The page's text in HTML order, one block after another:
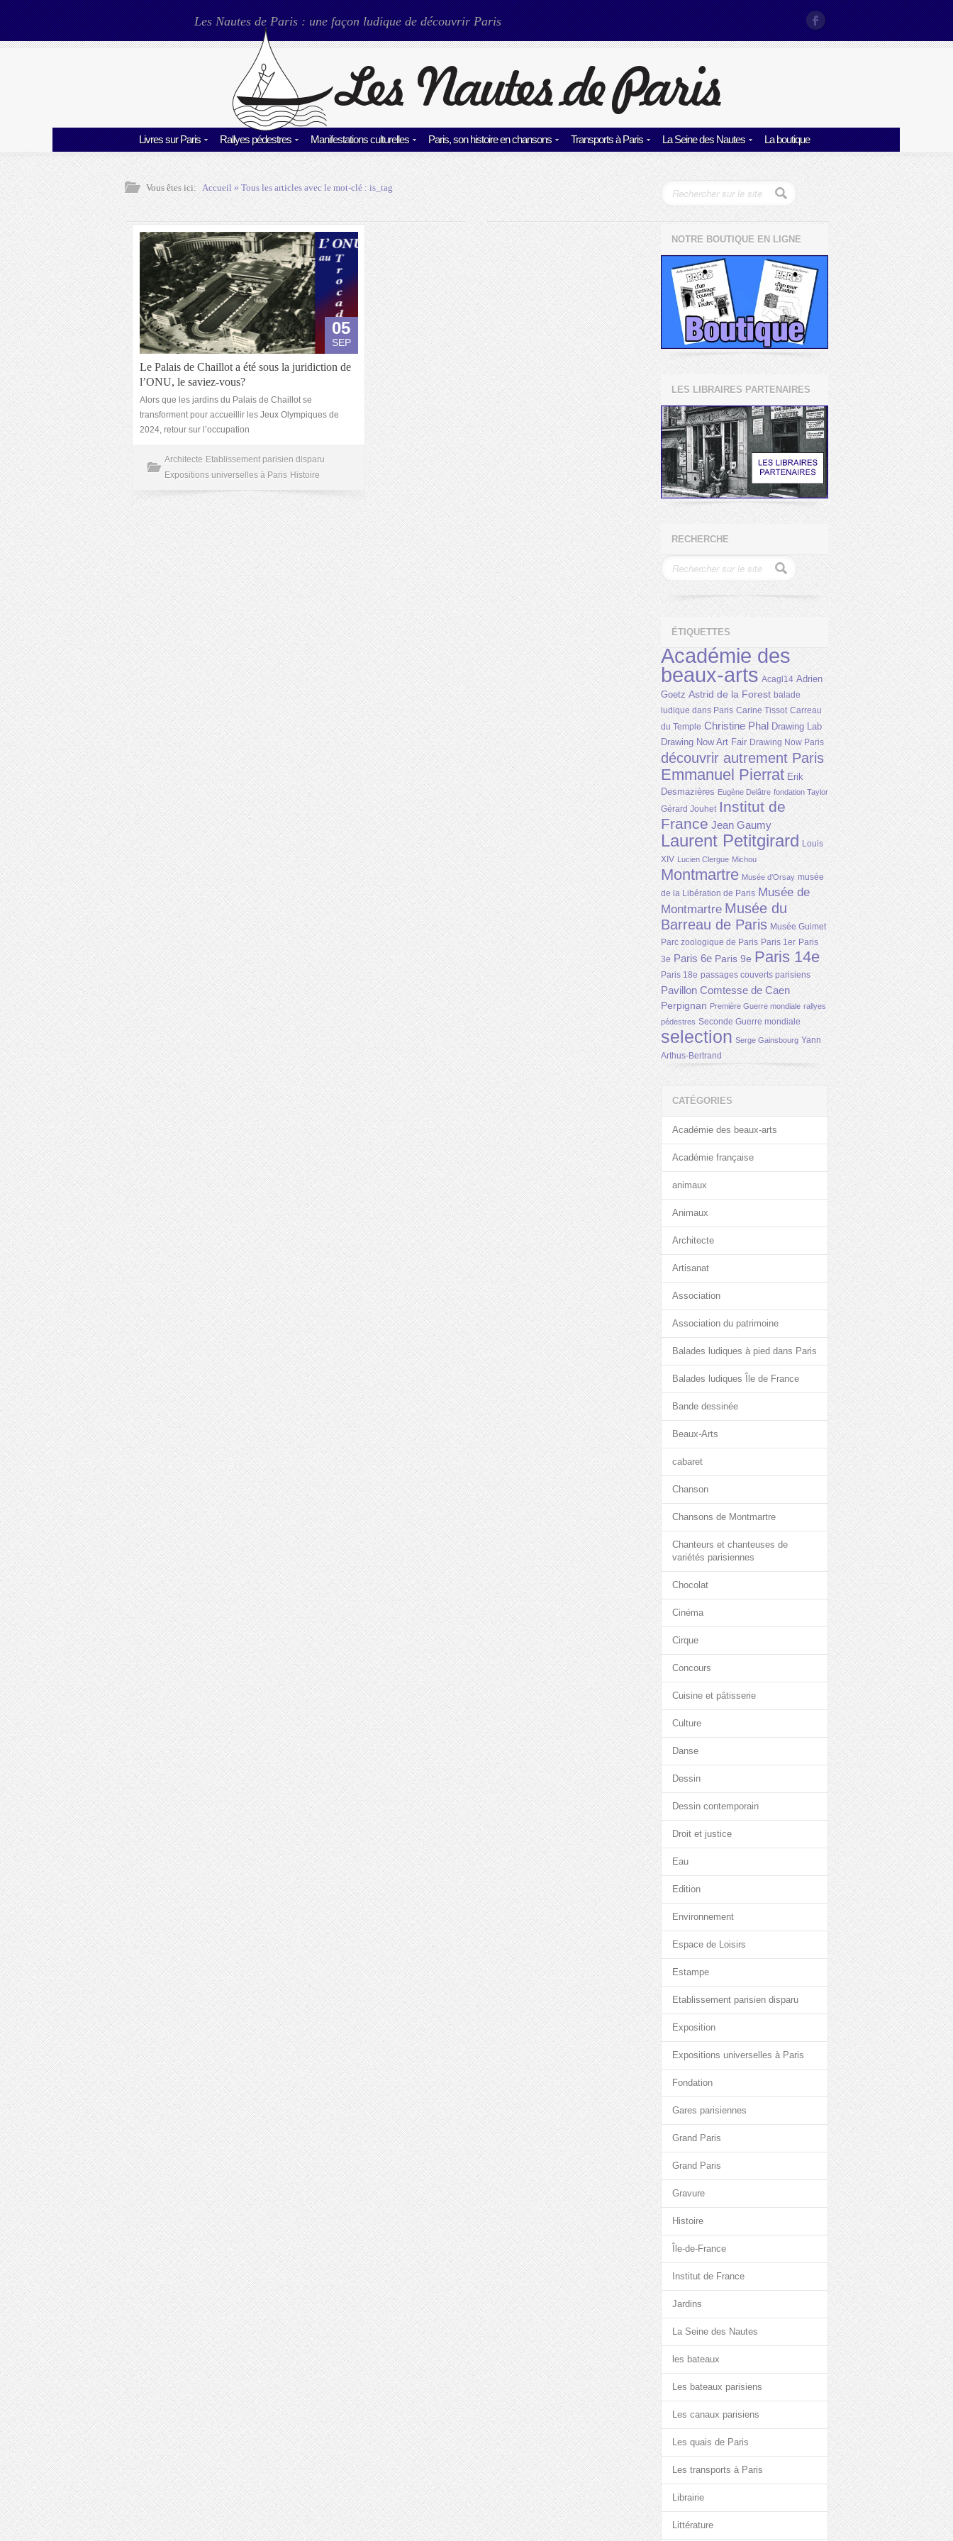
Les Nautes de Paris : une façon ludique de découvrir Paris
Livres sur Paris Rallyes pédestres Manifestations culturelles Paris, son histoire en chansons Transports à Paris La Seine des Nautes La boutique
Vous êtes ici: Accueil» Tous les articles avec le mot-clé :is_tag
05
SEP
Le Palais de Chaillot a été sous la juridiction de
l’ONU, le saviez-vous?
Alors que les jardins du Palais de Chaillot se
transforment pour accueillir les Jeux Olympiques de
2024, retour sur l’occupation
Architecte Etablissement parisien disparu
Expositions universelles à Paris Histoire
NOTRE BOUTIQUE EN LIGNE
LES LIBRAIRES PARTENAIRES
RECHERCHE
ÉTIQUETTES
Académie des
beaux-arts Acagl14 Adrien
Goetz Astrid de la Forest balade
ludique dans Paris Carine Tissot Carreau
du Temple Christine Phal Drawing Lab
Drawing Now Art Fair Drawing Now Paris
découvrir autrement Paris
Emmanuel Pierrat Erik
Desmazières Eugène Delâtre fondation Taylor
Gérard Jouhet Institut de
France Jean Gaumy
Laurent Petitgirard Louis
XIV Lucien Clergue Michou
Montmartre Musée d'Orsay musée
de la Libération de Paris Musée de
Montmartre Musée du
Barreau de Paris Musée Guimet
Parc zoologique de Paris Paris 1er Paris
3e Paris 6e Paris 9e Paris 14e
Paris 18e passages couverts parisiens
Pavillon Comtesse de Caen
Perpignan Première Guerre mondiale rallyes
pédestres Seconde Guerre mondiale
selection Serge Gainsbourg Yann
Arthus-Bertrand
CATÉGORIES
Académie des beaux-arts
Académie française
animaux
Animaux
Architecte
Artisanat
Association
Association du patrimoine
Balades ludiques à pied dans Paris
Balades ludiques Île de France
Bande dessinée
Beaux-Arts
cabaret
Chanson
Chansons de Montmartre
Chanteurs et chanteuses de
variétés parisiennes
Chocolat
Cinéma
Cirque
Concours
Cuisine et pâtisserie
Culture
Danse
Dessin
Dessin contemporain
Droit et justice
Eau
Edition
Environnement
Espace de Loisirs
Estampe
Etablissement parisien disparu
Exposition
Expositions universelles à Paris
Fondation
Gares parisiennes
Grand Paris
Grand Paris
Gravure
Histoire
Île-de-France
Institut de France
Jardins
La Seine des Nautes
les bateaux
Les bateaux parisiens
Les canaux parisiens
Les quais de Paris
Les transports à Paris
Librairie
Littérature